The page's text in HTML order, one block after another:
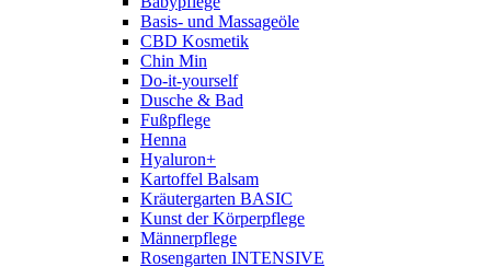
Basis- und Massageöle
CBD Kosmetik
Chin Min
Do-it-yourself
Dusche & Bad
Fußpflege
Henna
Hyaluron+
Kartoffel Balsam
Kräutergarten BASIC
Kunst der Körperpflege
Männerpflege
Rosengarten INTENSIVE